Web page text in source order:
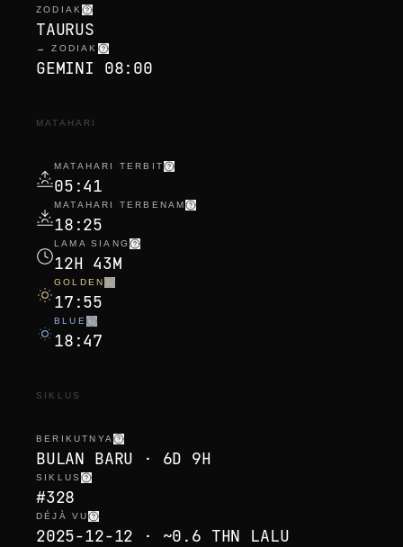
ZODIAK
TAURUS
→ ZODIAK
GEMINI 08:00
MATAHARI
MATAHARI TERBIT
05:41
MATAHARI TERBENAM
18:25
LAMA SIANG
12H 43M
GOLDEN
17:55
BLUE
18:47
SIKLUS
BERIKUTNYA
BULAN BARU · 6D 9H
SIKLUS
#328
DÉJÀ VU
2025-12-12 · ~0.6 THN LALU